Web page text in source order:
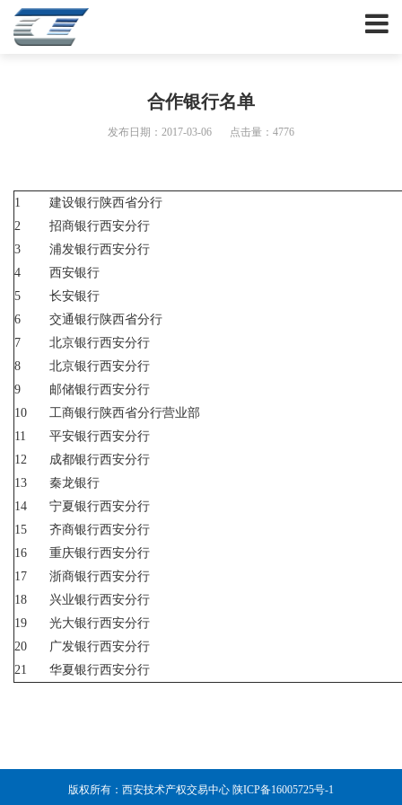
合作银行名单
发布日期：2017-03-06 点击量：4776
1
建设银行陕西省分行
2
招商银行西安分行
3
浦发银行西安分行
4
西安银行
5
长安银行
6
交通银行陕西省分行
7
北京银行西安分行
8
北京银行西安分行
9
邮储银行西安分行
10
工商银行陕西省分行营业部
11
平安银行西安分行
12
成都银行西安分行
13
秦龙银行
14
宁夏银行西安分行
15
齐商银行西安分行
16
重庆银行西安分行
17
浙商银行西安分行
18
兴业银行西安分行
19
光大银行西安分行
20
广发银行西安分行
21
华夏银行西安分行
版权所有：西安技术产权交易中心 陕ICP备16005725号-1